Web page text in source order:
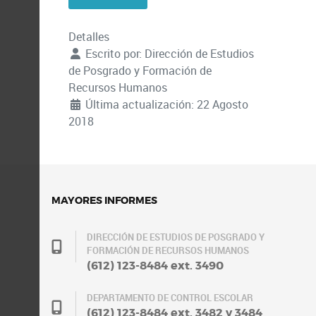
Detalles
Escrito por: Dirección de Estudios
de Posgrado y Formación de
Recursos Humanos
Última actualización: 22 Agosto
2018
MAYORES INFORMES
DIRECCIÓN DE ESTUDIOS DE POSGRADO Y
FORMACIÓN DE RECURSOS HUMANOS
(612) 123-8484 ext. 3490
DEPARTAMENTO DE CONTROL ESCOLAR
(612) 123-8484 ext. 3482 y 3484